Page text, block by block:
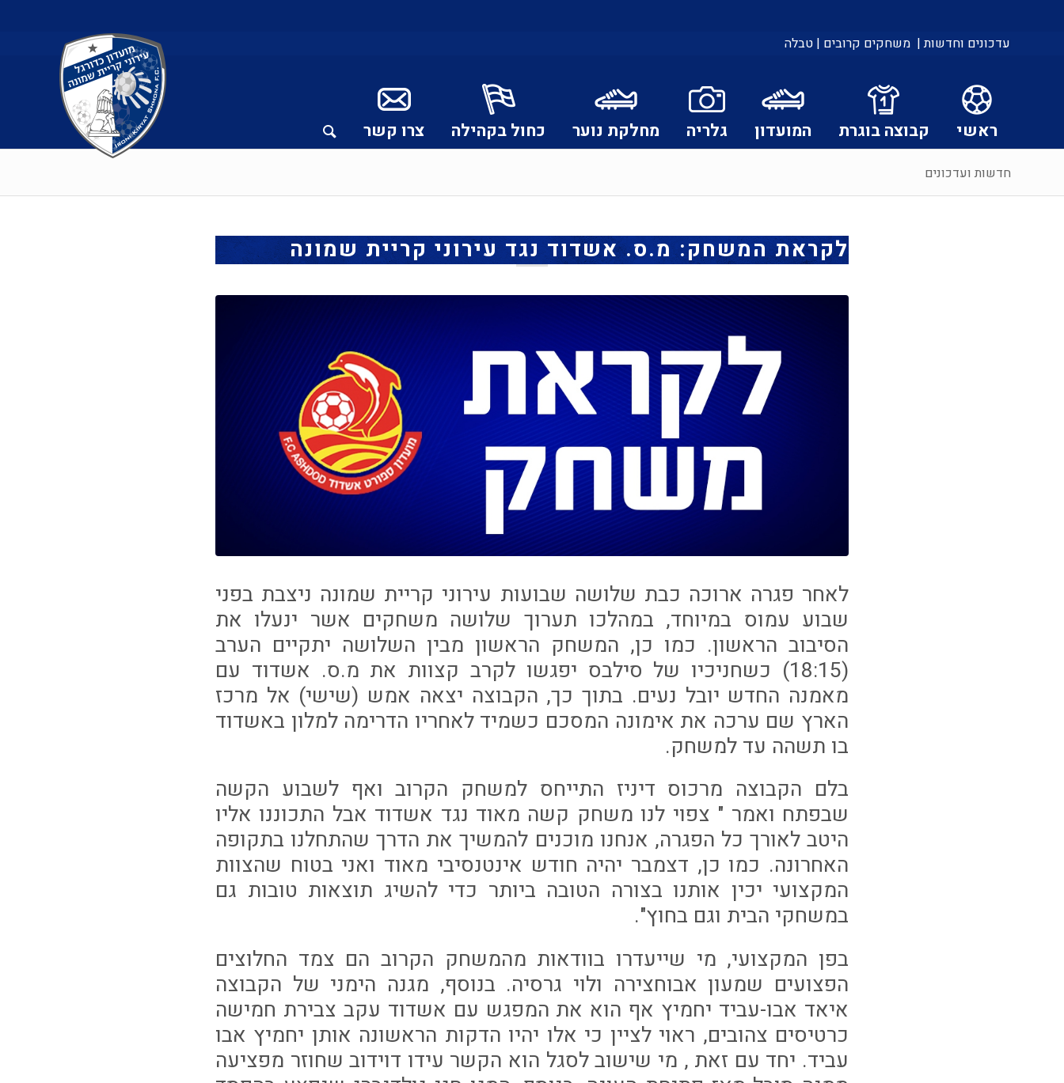
עדכונים וחדשות | משחקים קרובים | טבלה
ראשי קבוצה בוגרת המועדון גלריה מחלקת נוער כחול בקהילה צרו קשר
חדשות ועדכונים
לקראת המשחק: מ.ס. אשדוד נגד עירוני קריית שמונה
לאחר פגרה ארוכה כבת שלושה שבועות עירוני קריית שמונה ניצבת בפני
שבוע עמוס במיוחד, במהלכו תערוך שלושה משחקים אשר ינעלו את
הסיבוב הראשון. כמו כן, המשחק הראשון מבין השלושה יתקיים הערב
(18:15) כשחניכיו של סילבס יפגשו לקרב קצוות את מ.ס. אשדוד עם
מאמנה החדש יובל נעים. בתוך כך, הקבוצה יצאה אמש (שישי) אל מרכז
הארץ שם ערכה את אימונה המסכם כשמיד לאחריו הדרימה למלון באשדוד
בו תשהה עד למשחק.
בלם הקבוצה מרכוס דיניז התייחס למשחק הקרוב ואף לשבוע הקשה
שבפתח ואמר " צפוי לנו משחק קשה מאוד נגד אשדוד אבל התכוננו אליו
היטב לאורך כל הפגרה, אנחנו מוכנים להמשיך את הדרך שהתחלנו בתקופה
האחרונה. כמו כן, דצמבר יהיה חודש אינטנסיבי מאוד ואני בטוח שהצוות
המקצועי יכין אותנו בצורה הטובה ביותר כדי להשיג תוצאות טובות גם
במשחקי הבית וגם בחוץ".
בפן המקצועי, מי שייעדרו בוודאות מהמשחק הקרוב הם צמד החלוצים
הפצועים שמעון אבוחצירה ולוי גרסיה. בנוסף, מגנה הימני של הקבוצה
איאד אבו-עביד יחמיץ אף הוא את המפגש עם אשדוד עקב צבירת חמישה
כרטיסים צהובים, ראוי לציין כי אלו יהיו הדקות הראשונה אותן יחמיץ אבו
עביד. יחד עם זאת , מי שישוב לסגל הוא הקשר עידו דוידוב שחוזר מפציעה